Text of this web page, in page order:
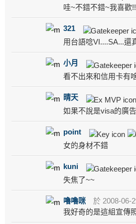
哇~不錯不錯~我喜歡
321
用台語唸VI....SA...還
小月
看不出來和信用卡有
晴天
如果不說是visa的廣
point
女的身材不錯
kuni
失焦了~~
嚕嚕咪
於 2008-06-
我好奇的是這組宣傳